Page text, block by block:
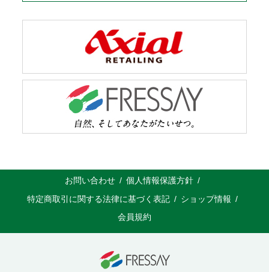
お問い合わせ
個人情報保護方針
特定商取引に関する法律に基づく表記
ショップ情報
会員規約